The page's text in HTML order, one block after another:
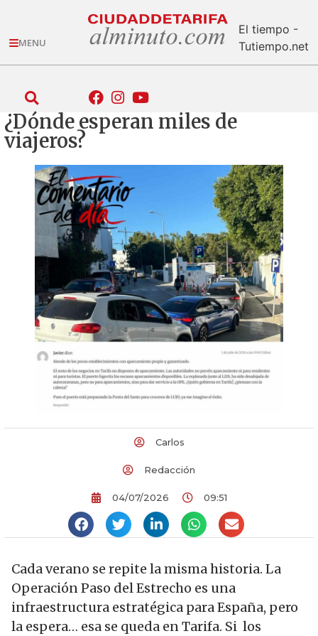
MENU
El tiempo -
Tutiempo.net
¿Dónde esperan miles de
viajeros?
Carlos
Redacción
04/07/2026 09:51
Cada verano se repite la misma historia. La
Operación Paso del Estrecho es una
infraestructura estratégica para España, pero
la espera… esa se queda en Tarifa. Si los